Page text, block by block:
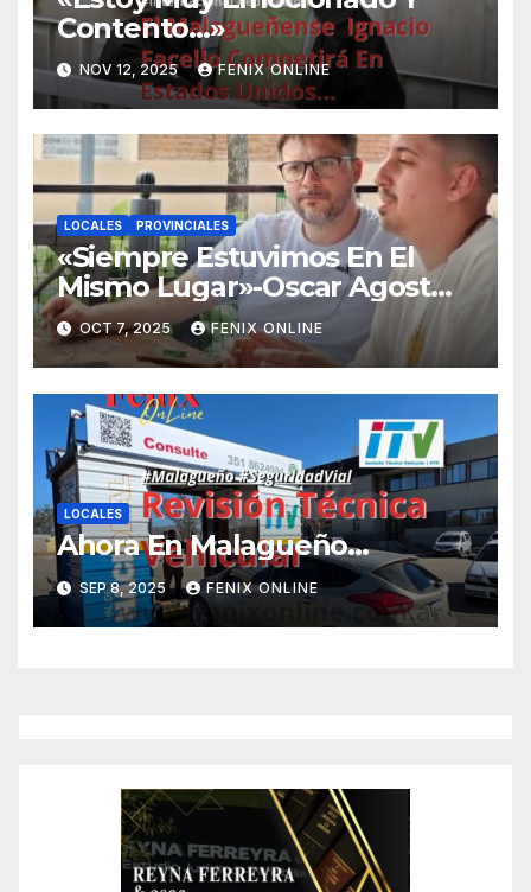
Contento…»
NOV 12, 2025 FENIX ONLINE
LOCALES PROVINCIALES
«Siempre Estuvimos En El
Mismo Lugar»-Oscar Agost
Carreño-
OCT 7, 2025 FENIX ONLINE
LOCALES
Ahora En Malagueño…
SEP 8, 2025 FENIX ONLINE